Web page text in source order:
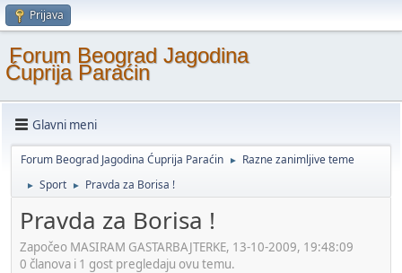
Prijava
Forum Beograd Jagodina
Ćuprija Paraćin
Glavni meni
Forum Beograd Jagodina Ćuprija Paraćin ► Razne zanimljive teme
► Sport ► Pravda za Borisa !
Pravda za Borisa !
Započeo MASIRAM GASTARBAJTERKE, 13-10-2009, 19:48:09
0 članova i 1 gost pregledaju ovu temu.